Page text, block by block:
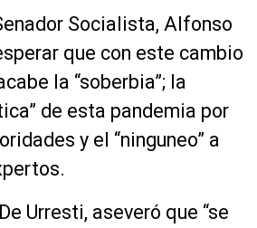
Socialista, Alfonso
que con este cambio
la “soberbia”; la
de esta pandemia por
y el “ninguneo” a
Urresti, aseveró que “se